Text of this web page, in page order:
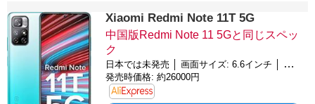
Xiaomi Redmi Note 11T 5G
中国版Redmi Note 11 5Gと同じスペッ
ク
日本では未発売 │ 画面サイズ: 6.6インチ │ バッテリー: 5,000mAh │ OS: Android 11
発売時価格: 約26000円